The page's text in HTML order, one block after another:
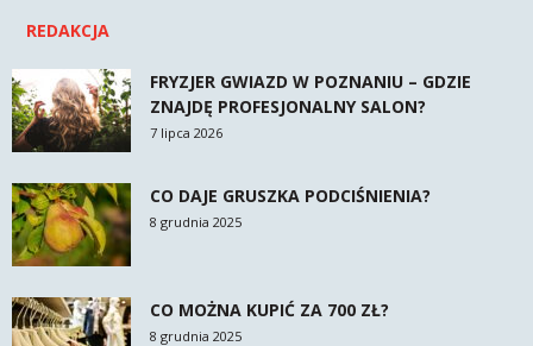
REDAKCJA
FRYZJER GWIAZD W POZNANIU – GDZIE
ZNAJDĘ PROFESJONALNY SALON?
7 lipca 2026
CO DAJE GRUSZKA PODCIŚNIENIA?
8 grudnia 2025
CO MOŻNA KUPIĆ ZA 700 ZŁ?
8 grudnia 2025